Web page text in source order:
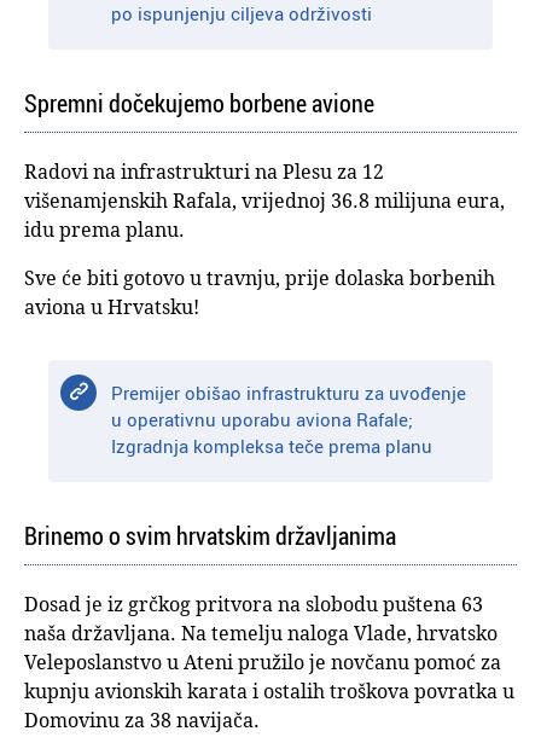
po ispunjenju ciljeva održivosti
Spremni dočekujemo borbene avione
Radovi na infrastrukturi na Plesu za 12
višenamjenskih Rafala, vrijednoj 36.8 milijuna eura,
idu prema planu.
Sve će biti gotovo u travnju, prije dolaska borbenih
aviona u Hrvatsku!
Premijer obišao infrastrukturu za uvođenje
u operativnu uporabu aviona Rafale;
Izgradnja kompleksa teče prema planu
Brinemo o svim hrvatskim državljanima
Dosad je iz grčkog pritvora na slobodu puštena 63
naša državljana. Na temelju naloga Vlade, hrvatsko
Veleposlanstvo u Ateni pružilo je novčanu pomoć za
kupnju avionskih karata i ostalih troškova povratka u
Domovinu za 38 navijača.